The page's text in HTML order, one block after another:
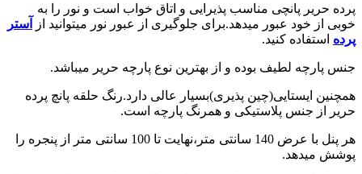
پرده حریر پانچی مناسب پذیرایی و اتاق خواب است و نور را به
خوبی از خود عبور میدهد.برای جلوگیری از عبور نور میتوانید از آستر
پردهاستفاده کنید.
جنس پارچه لطیف بوده و از بهترین نوع پارچه حریر میباشد.
همچنین ایستایی(چین پذیری)بسیار عالی دارد.رنگ حلقه پانچ پرده
حریر از جنس پلاستیکی و همرنگ پارچه است.
هر پنل با عرض 140 سانتی متر،نهایت تا 100 سانتی متر از پنجره را
پوشش میدهد.